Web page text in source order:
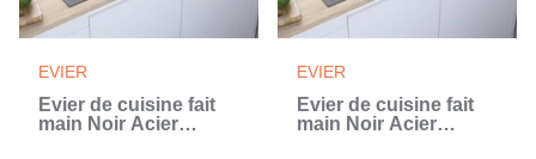
EVIER
Évier de cuisine fait
main Noir Acier
EVIER
Évier de cuisine fait
main Noir Acier